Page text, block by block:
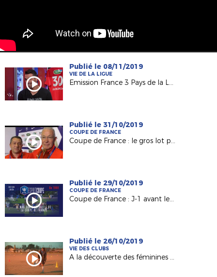
Publié le 08/11/2019
VIE DE LA LIGUE
Emission France 3 Pays de la Loire "USB Foot" #40
Publié le 31/10/2019
COUPE DE FRANCE
Coupe de France : le gros lot pour Mûrs-Erigné (R2)
Publié le 29/10/2019
COUPE DE FRANCE
Coupe de France : J-1 avant le tirage du 7e tour !
Publié le 26/10/2019
VIE DES CLUBS
A la découverte des féminines de l'US Le Pellerin (D44)